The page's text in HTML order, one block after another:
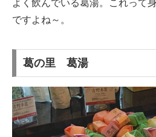
よく飲んでいる葛湯。これって
ですよね～。
葛の里 葛湯